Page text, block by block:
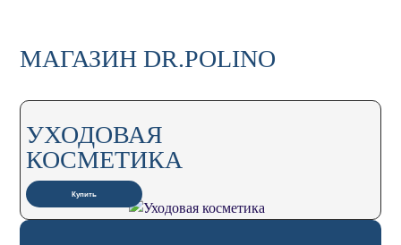
МАГАЗИН DR.POLINO
УХОДОВАЯ
КОСМЕТИКА
Купить